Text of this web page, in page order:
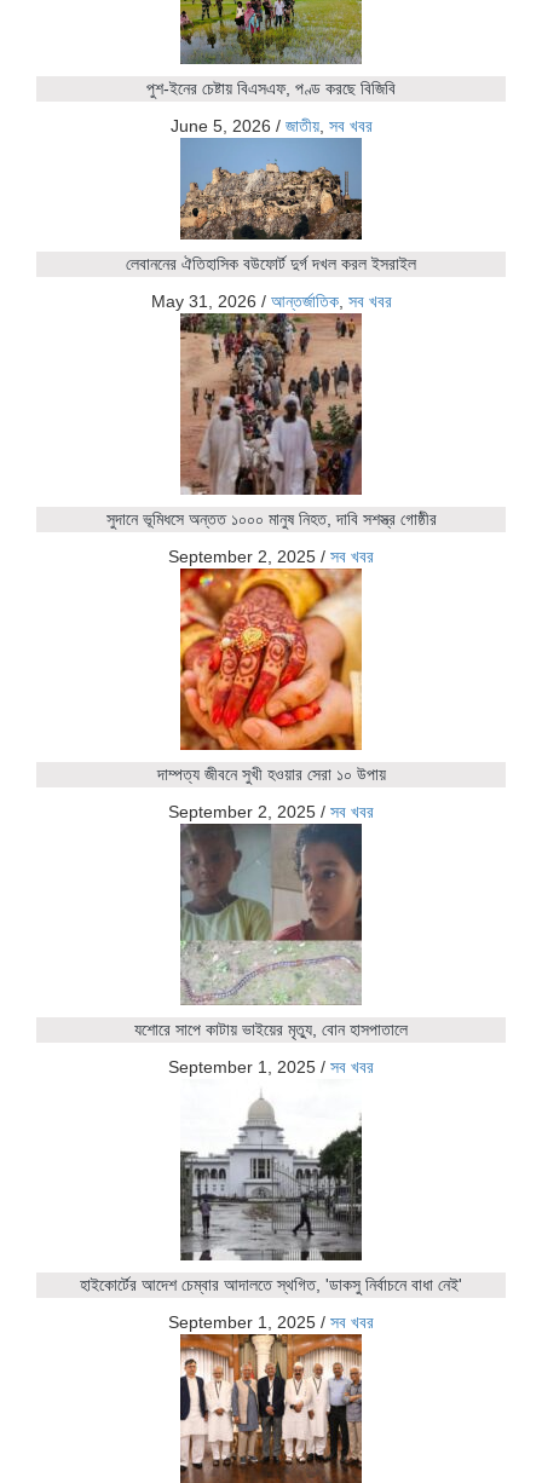
পুশ-ইনের চেষ্টায় বিএসএফ, পণ্ড করছে বিজিবি
June 5, 2026 / জাতীয়, সব খবর
লেবাননের ঐতিহাসিক বউফোর্ট দুর্গ দখল করল ইসরাইল
May 31, 2026 / আন্তর্জাতিক, সব খবর
সুদানে ভূমিধসে অন্তত ১০০০ মানুষ নিহত, দাবি সশস্ত্র গোষ্ঠীর
September 2, 2025 / সব খবর
দাম্পত্য জীবনে সুখী হওয়ার সেরা ১০ উপায়
September 2, 2025 / সব খবর
যশোরে সাপে কাটায় ভাইয়ের মৃত্যু, বোন হাসপাতালে
September 1, 2025 / সব খবর
হাইকোর্টের আদেশ চেম্বার আদালতে স্থগিত, 'ডাকসু নির্বাচনে বাধা নেই'
September 1, 2025 / সব খবর